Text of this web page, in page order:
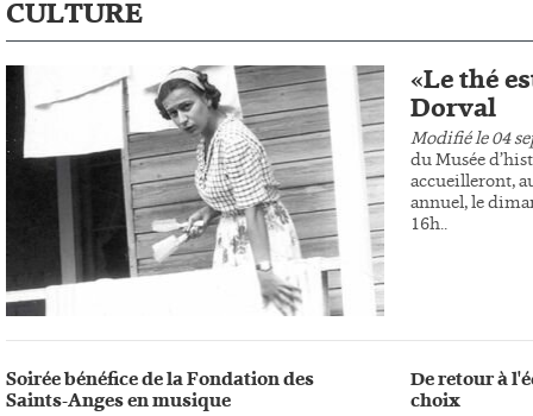
CULTURE
«Le thé
Dorval
Modifié le 04
du Musée
accueilleront,
annuel, le
16h..
Soirée bénéfice de la Fondation des
Saints-Anges en musique
De retour à
choix